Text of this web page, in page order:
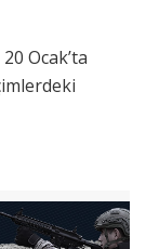
Ocak’ta